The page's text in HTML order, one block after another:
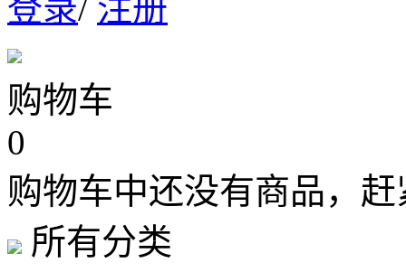
登录/ 注册
购物车
0
购物车中还没有商品，
所有分类